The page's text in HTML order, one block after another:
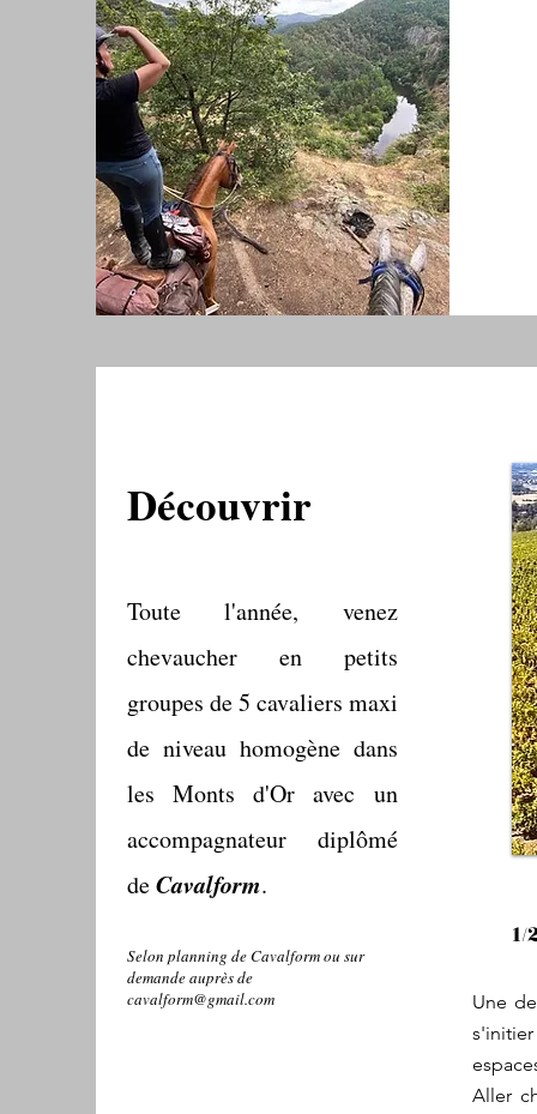
Découvrir
Toute l'année, venez
chevaucher en petits
groupes de 5 cavaliers maxi
de niveau homogène dans
les Monts d'Or avec un
accompagnateur diplômé
deCavalform.
Selon planning de Cavalform ou sur
demande auprès de
cavalform@gmail.com
Une
Aller